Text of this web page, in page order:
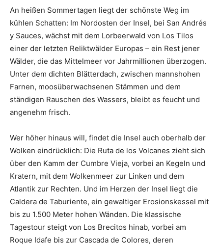
An heißen Sommertagen liegt der schönste Weg im
kühlen Schatten: Im Nordosten der Insel, bei San Andrés
y Sauces, wächst mit dem Lorbeerwald von Los Tilos
einer der letzten Reliktwälder Europas – ein Rest jener
Wälder, die das Mittelmeer vor Jahrmillionen überzogen.
Unter dem dichten Blätterdach, zwischen mannshohen
Farnen, moosüberwachsenen Stämmen und dem
ständigen Rauschen des Wassers, bleibt es feucht und
angenehm frisch.
Wer höher hinaus will, findet die Insel auch oberhalb der
Wolken eindrücklich: Die Ruta de los Volcanes zieht sich
über den Kamm der Cumbre Vieja, vorbei an Kegeln und
Kratern, mit dem Wolkenmeer zur Linken und dem
Atlantik zur Rechten. Und im Herzen der Insel liegt die
Caldera de Taburiente, ein gewaltiger Erosionskessel mit
bis zu 1.500 Meter hohen Wänden. Die klassische
Tagestour steigt von Los Brecitos hinab, vorbei am
Roque Idafe bis zur Cascada de Colores, deren